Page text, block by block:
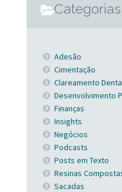
Categorias
Adesão
Cimentação
Clareamento
Desenvolvimento
Finanças
Insights
Negócios
Podcasts
Posts em Texto
Resinas
Sacadas